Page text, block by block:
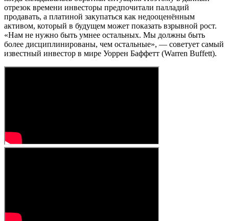
отрезок времени инвесторы предпочитали палладий
продавать, а платиной закупаться как недооценённым
активом, который в будущем может показать взрывной рост.
«Нам не нужно быть умнее остальных. Мы должны быть
более дисциплинированы, чем остальные», — советует самый
известный инвестор в мире Уоррен Баффетт (Warren Buffett).